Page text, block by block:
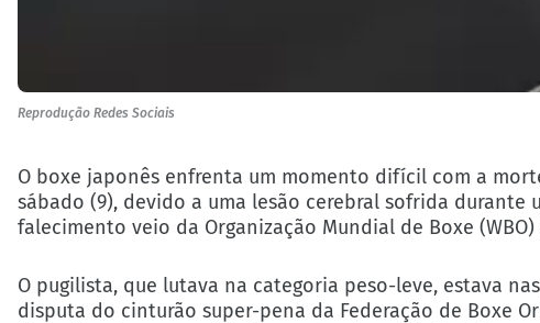
Reprodução Redes Sociais
O boxe japonês enfrenta um momento difícil com a
sábado (9), devido a uma lesão cerebral sofrida
falecimento veio da Organização Mundial de Boxe
O pugilista, que lutava na categoria peso-leve, estava
disputa do cinturão super-pena da Federação de Boxe